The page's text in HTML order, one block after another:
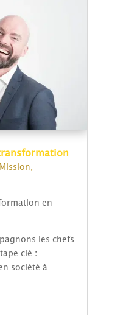
,
en
les chefs
clé :
société à